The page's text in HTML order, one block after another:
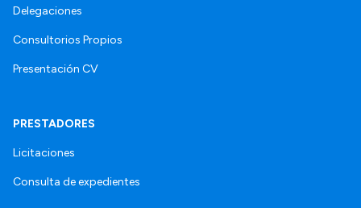
Delegaciones
Consultorios Propios
Presentación CV
PRESTADORES
Licitaciones
Consulta de expedientes